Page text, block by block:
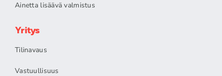
Ainetta lisäävä valmistus
Yritys
Tilinavaus
Vastuullisuus